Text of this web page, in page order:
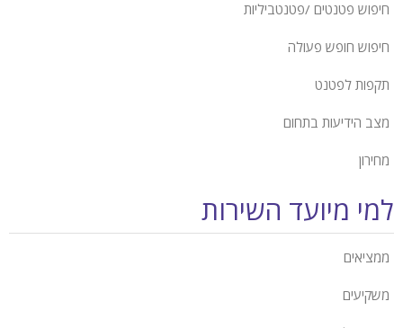
חיפוש פטנטים /פטנטביליות
חיפוש חופש פעולה
תקפות לפטנט
מצב הידיעות בתחום
מחירון
למי מיועד השירות
ממציאים
משקיעים